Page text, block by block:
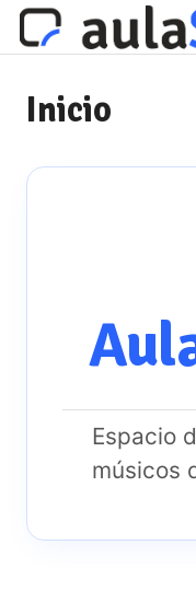
Inicio
Espacio
músicos